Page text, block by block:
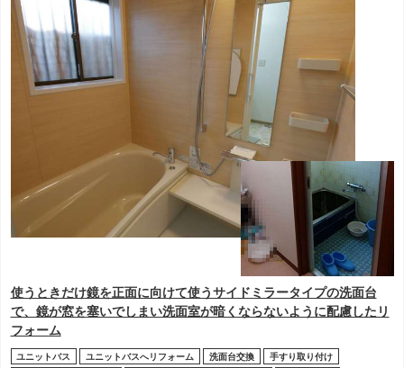
使うときだけ鏡を正面に向けて使うサイドミラータイプの洗面台
で、鏡が窓を塞いでしまい洗面室が暗くならないように配慮したリ
フォーム
ユニットバス ユニットバスへリフォーム 洗面台交換
手すり取り付け